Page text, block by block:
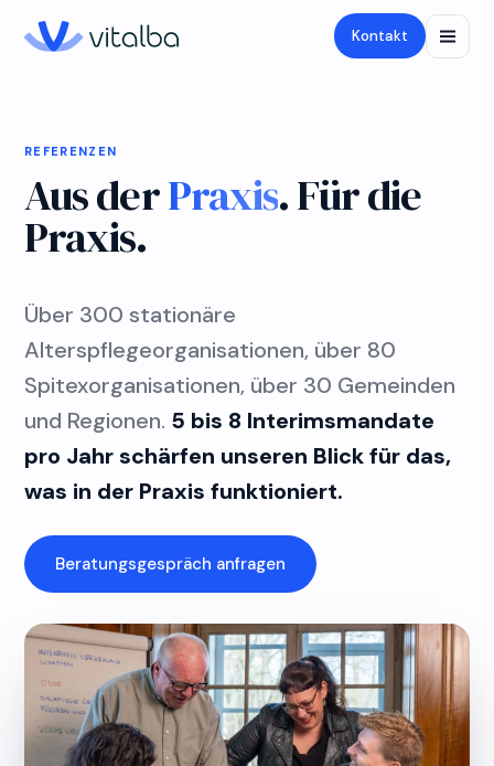
Kontakt
REFERENZEN
Aus derPraxis. Für die
Praxis.
Über 300 stationäre
Alterspflegeorganisationen, über 80
Spitexorganisationen, über 30 Gemeinden
und Regionen. 5 bis 8 Interimsmandate
pro Jahr schärfen unseren Blick für das,
was in der Praxis funktioniert.
Beratungsgespräch anfragen